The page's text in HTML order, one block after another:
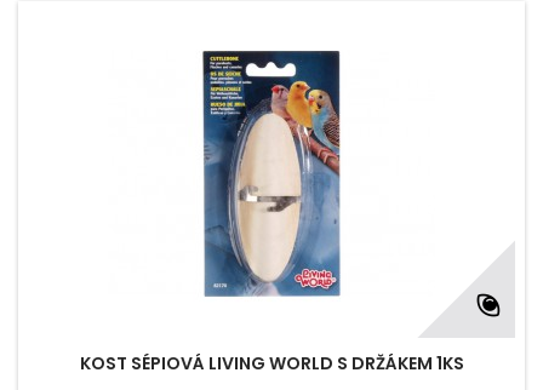
KOST SÉPIOVÁ LIVING WORLD S DRŽÁKEM 1KS